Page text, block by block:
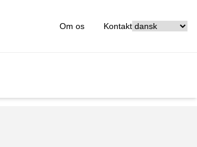
Om os Kontakt